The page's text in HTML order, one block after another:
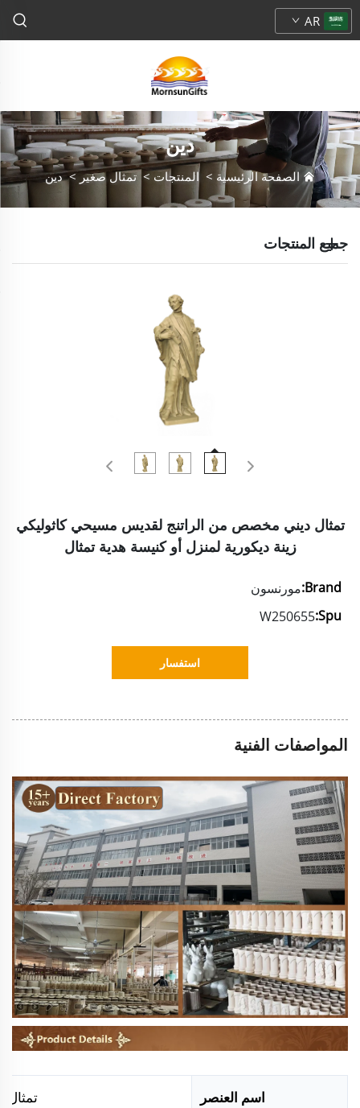
AR
دين
الصفحة الرئيسية >المنتجات >تمثال صغير >دين
جميع المنتجات
تمثال ديني مخصص من الراتنج لقديس مسيحي كاثوليكي
زينة ديكورية لمنزل أو كنيسة هدية تمثال
Brand: مورنسون
Spu:
W250655
استفسار
المواصفات الفنية
اسم العنصر